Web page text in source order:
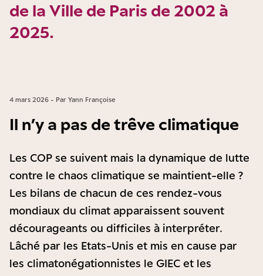
de la Ville de Paris de 2002 à
2025.
4 mars 2026 - Par Yann Françoise
Il n’y a pas de trêve climatique
Les COP se suivent mais la dynamique de lutte
contre le chaos climatique se maintient-elle ?
Les bilans de chacun de ces rendez-vous
mondiaux du climat apparaissent souvent
décourageants ou difficiles à interpréter.
Lâché par les Etats-Unis et mis en cause par
les climatonégationnistes le GIEC et les